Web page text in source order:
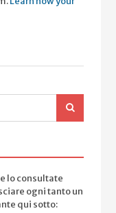
lo consultate
ogni tanto un
qui sotto: